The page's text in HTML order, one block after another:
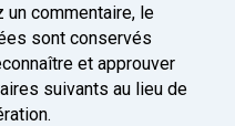
commentaire, le
sont conservés
et approuver
suivants au lieu de